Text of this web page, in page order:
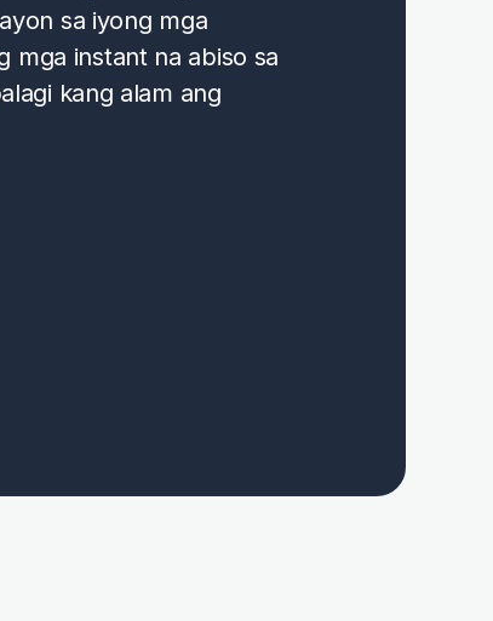
sa iyong mga
mga instant na abiso sa
kang alam ang